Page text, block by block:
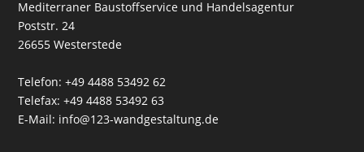
Mediterraner Baustoffservice und Handelsagentur
Poststr. 24
26655 Westerstede
Telefon: +49 4488 53492 62
Telefax: +49 4488 53492 63
E-Mail: info@123-wandgestaltung.de